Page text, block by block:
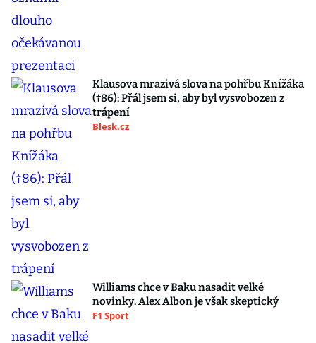
Klausova mrazivá slova na pohřbu Knížáka
(†86): Přál jsem si, aby byl vysvobozen z
trápení
Blesk.cz
Williams chce v Baku nasadit velké
novinky. Alex Albon je však skeptický
F1 Sport